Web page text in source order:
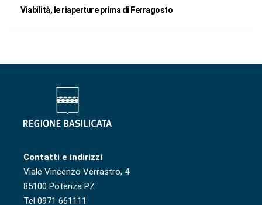
Viabilità, le riaperture prima di Ferragosto
Contatti e indirizzi
Viale Vincenzo Verrastro, 4
85100 Potenza PZ
Tel 0971 661111